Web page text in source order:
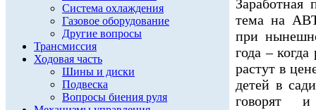
Система охлаждения
Газовое оборудование
Другие вопросы
Трансмиссия
Ходовая часть
Шины и диски
Подвеска
Вопросы биения руля
Заработная
тема на
при
года –
растут в
детей в
говорят и